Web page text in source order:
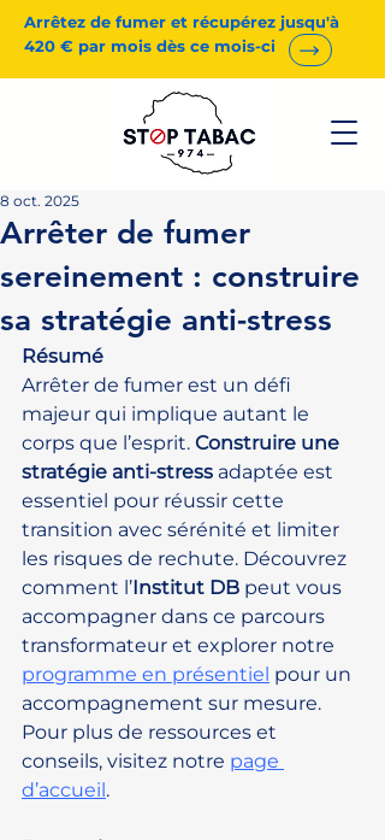
Arrêtez de fumer et récupérez jusqu'à
420 € par mois dès ce mois-ci
Arrêter de fumer
sereinement : construire
sa stratégie anti-stress
8 oct. 2025
Résumé
Arrêter de fumer est un défi
majeur qui implique autant le
corps que l’esprit. Construire une
stratégie anti-stress adaptée est
essentiel pour réussir cette
transition avec sérénité et limiter
les risques de rechute. Découvrez
comment l’Institut DB peut vous
accompagner dans ce parcours
transformateur et explorer notre
programme en présentiel pour un
accompagnement sur mesure.
Pour plus de ressources et
conseils, visitez notre page
d’accueil.